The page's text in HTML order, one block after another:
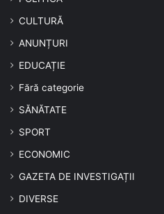
CULTURĂ
ANUNȚURI
EDUCAȚIE
Fără categorie
SĂNĂTATE
SPORT
ECONOMIC
GAZETA DE INVESTIGAȚII
DIVERSE